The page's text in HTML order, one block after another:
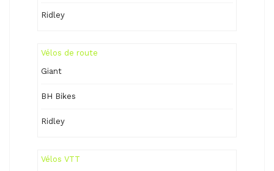
Ridley
Vélos de route
Giant
BH Bikes
Ridley
Vélos VTT